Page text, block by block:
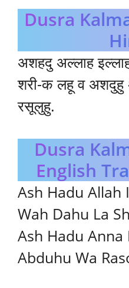
Dusra
अशहदु अल्लाह
शरी-क लहू व अशदुहु
रसूलुहु.
Dusra
English
Ash Hadu Allah
Wah Dahu La
Ash Hadu
Abduhu Wa